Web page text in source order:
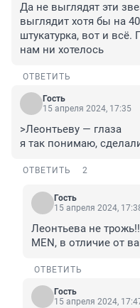
Да не выглядят эти
выглядит хотя бы на
штукатурка, вот и всë.
нам ни хотелось
ОТВЕТИТЬ
Гость
15 апреля 2024, 17:35
>Леонтьеву — глаза
я так понимаю,
ОТВЕТИТЬ 2
Гость
15 апреля 2024,
Леонтьева не
MEN, в отличие от
ОТВЕТИТЬ
Гость
15 апреля 2024,